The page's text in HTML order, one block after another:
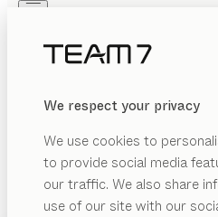
We respect your privacy
We use cookies to
to provide social media
our traffic. We also share
use of our site with our
PRODUKTE
INSPIRATION
HÄNDLER
TEAM 7